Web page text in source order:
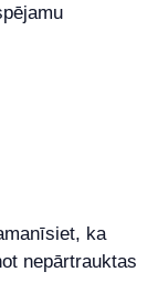
ka
nepārtrauktas